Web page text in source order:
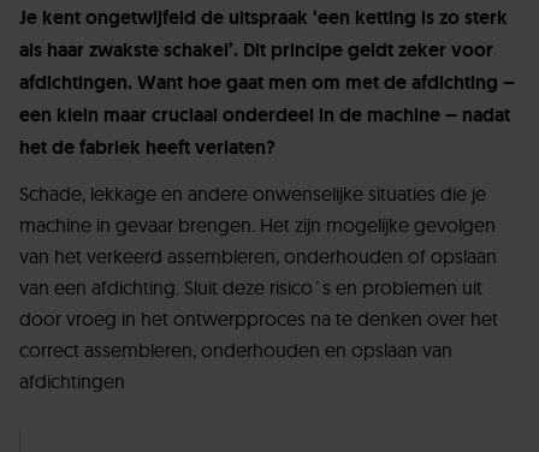
Je kent ongetwijfeld de uitspraak ‘een ketting is zo sterk
als haar zwakste schakel’. Dit principe geldt zeker voor
afdichtingen. Want hoe gaat men om met de afdichting –
een klein maar cruciaal onderdeel in de machine – nadat
het de fabriek heeft verlaten?
Schade, lekkage en andere onwenselijke situaties die je
machine in gevaar brengen. Het zijn mogelijke gevolgen
van het verkeerd assembleren, onderhouden of opslaan
van een afdichting. Sluit deze risico´s en problemen uit
door vroeg in het ontwerpproces na te denken over het
correct assembleren, onderhouden en opslaan van
afdichtingen